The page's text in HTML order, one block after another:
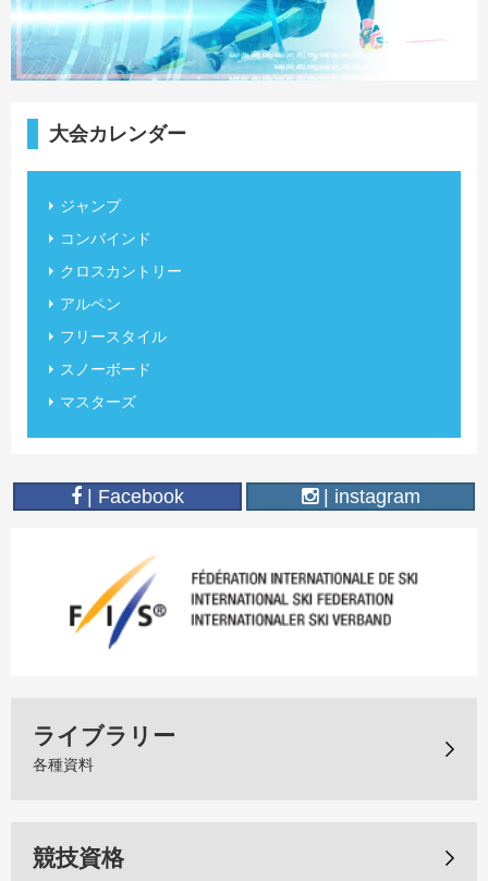
大会カレンダー
ジャンプ
コンバインド
クロスカントリー
アルペン
フリースタイル
スノーボード
マスターズ
| Facebook | instagram
ライブラリー
各種資料
競技資格